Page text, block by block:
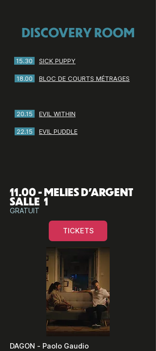
DISCOVERY ROOM
15.30
18.00
20.15
22.15
SICK PUPPY
BLOC DE COURTS MÉTRAGES
EVIL WITHIN
EVIL PUDDLE
11.00 - MELIES D'ARGENT
SALLE 1
GRATUIT
TICKETS
DAGON - Paolo Gaudio